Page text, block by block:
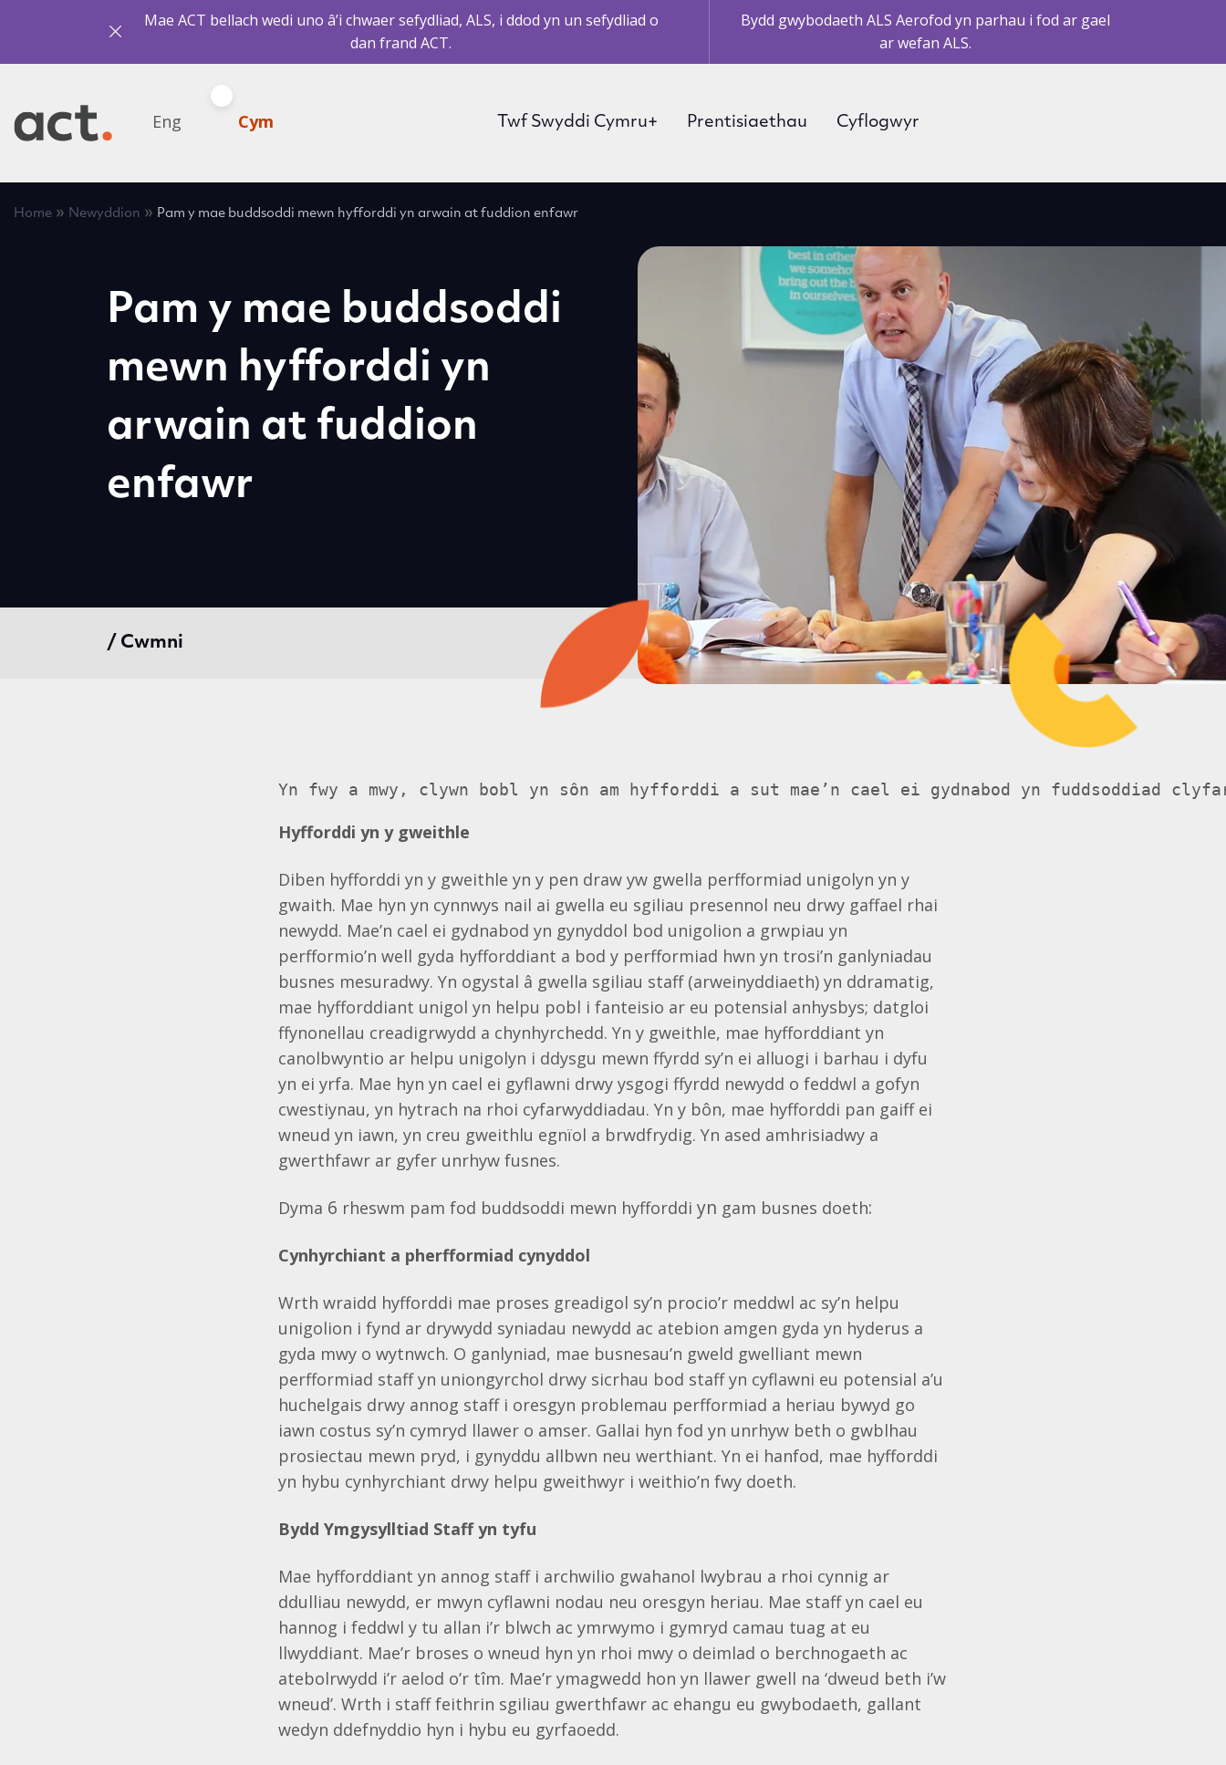
Mae ACT bellach wedi uno â’i chwaer sefydliad, ALS, i ddod yn un sefydliad o
dan frand ACT.
Bydd gwybodaeth ALS Aerofod yn parhau i fod ar gael
ar wefan ALS.
Eng Cym Twf Swyddi Cymru+ Prentisiaethau Cyflogwyr
Home » Newyddion » Pam y mae buddsoddi mewn hyfforddi yn arwain at fuddion enfawr
Pam y mae buddsoddi
mewn hyfforddi yn
arwain at fuddion
enfawr
/ Cwmni
Yn fwy a mwy, clywn bobl yn sôn am hyfforddi a sut mae’n cael ei gydnabod yn fuddsoddiad
Hyfforddi yn y gweithle
Diben hyfforddi yn y gweithle yn y pen draw yw gwella perfformiad unigolyn yn y
gwaith. Mae hyn yn cynnwys nail ai gwella eu sgiliau presennol neu drwy gaffael rhai
newydd. Mae’n cael ei gydnabod yn gynyddol bod unigolion a grwpiau yn
perfformio’n well gyda hyfforddiant a bod y perfformiad hwn yn trosi’n ganlyniadau
busnes mesuradwy. Yn ogystal â gwella sgiliau staff (arweinyddiaeth) yn ddramatig,
mae hyfforddiant unigol yn helpu pobl i fanteisio ar eu potensial anhysbys; datgloi
ffynonellau creadigrwydd a chynhyrchedd. Yn y gweithle, mae hyfforddiant yn
canolbwyntio ar helpu unigolyn i ddysgu mewn ffyrdd sy’n ei alluogi i barhau i dyfu
yn ei yrfa. Mae hyn yn cael ei gyflawni drwy ysgogi ffyrdd newydd o feddwl a gofyn
cwestiynau, yn hytrach na rhoi cyfarwyddiadau. Yn y bôn, mae hyfforddi pan gaiff ei
wneud yn iawn, yn creu gweithlu egnïol a brwdfrydig. Yn ased amhrisiadwy a
gwerthfawr ar gyfer unrhyw fusnes.
Dyma 6 rheswm pam fod buddsoddi mewn hyfforddi yn gam busnes doeth:
Cynhyrchiant a pherfformiad cynyddol
Wrth wraidd hyfforddi mae proses greadigol sy’n procio’r meddwl ac sy’n helpu
unigolion i fynd ar drywydd syniadau newydd ac atebion amgen gyda yn hyderus a
gyda mwy o wytnwch. O ganlyniad, mae busnesau’n gweld gwelliant mewn
perfformiad staff yn uniongyrchol drwy sicrhau bod staff yn cyflawni eu potensial a’u
huchelgais drwy annog staff i oresgyn problemau perfformiad a heriau bywyd go
iawn costus sy’n cymryd llawer o amser. Gallai hyn fod yn unrhyw beth o gwblhau
prosiectau mewn pryd, i gynyddu allbwn neu werthiant. Yn ei hanfod, mae hyfforddi
yn hybu cynhyrchiant drwy helpu gweithwyr i weithio’n fwy doeth.
Bydd Ymgysylltiad Staff yn tyfu
Mae hyfforddiant yn annog staff i archwilio gwahanol lwybrau a rhoi cynnig ar
ddulliau newydd, er mwyn cyflawni nodau neu oresgyn heriau. Mae staff yn cael eu
hannog i feddwl y tu allan i’r blwch ac ymrwymo i gymryd camau tuag at eu
llwyddiant. Mae’r broses o wneud hyn yn rhoi mwy o deimlad o berchnogaeth ac
atebolrwydd i’r aelod o’r tîm. Mae’r ymagwedd hon yn llawer gwell na ‘dweud beth i’w
wneud’. Wrth i staff feithrin sgiliau gwerthfawr ac ehangu eu gwybodaeth, gallant
wedyn ddefnyddio hyn i hybu eu gyrfaoedd.